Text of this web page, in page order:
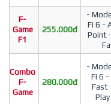
F-
Game
F1
255.000đ
-
Fi 6 -
Point
Combo
F-
Game
280.000đ
-
Fi 6
Fast